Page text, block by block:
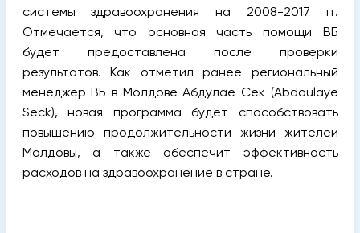
системы здравоохранения на 2008-2017 гг.
Отмечается, что основная часть помощи ВБ
будет предоставлена после проверки
результатов. Как отметил ранее региональный
менеджер ВБ в Молдове Абдулае Сек (Abdoulaye
Seck), новая программа будет способствовать
повышению продолжительности жизни жителей
Молдовы, а также обеспечит эффективность
расходов на здравоохранение в стране.